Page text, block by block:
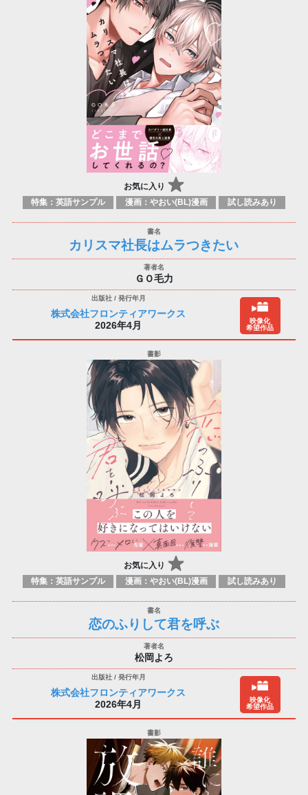
お気に入り
特集：英語サンプル 漫画：やおい(BL)漫画 試し読みあり
カリスマ社長はムラつきたい
ＧＯ毛力
株式会社フロンティアワークス
2026年4月
映像化
希望作品
お気に入り
特集：英語サンプル 漫画：やおい(BL)漫画 試し読みあり
恋のふりして君を呼ぶ
松岡よろ
株式会社フロンティアワークス
2026年4月
映像化
希望作品